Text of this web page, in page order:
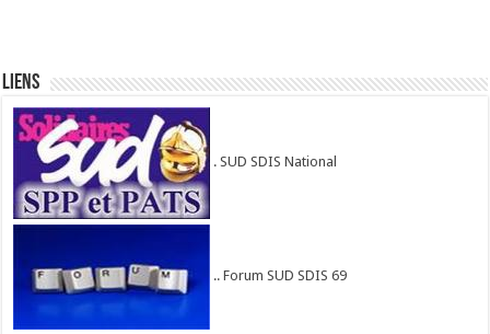
Liens
. SUD SDIS National
.. Forum SUD SDIS 69